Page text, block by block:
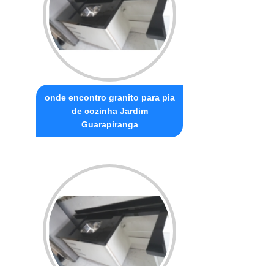
onde encontro granito para pia
de cozinha Jardim
Guarapiranga